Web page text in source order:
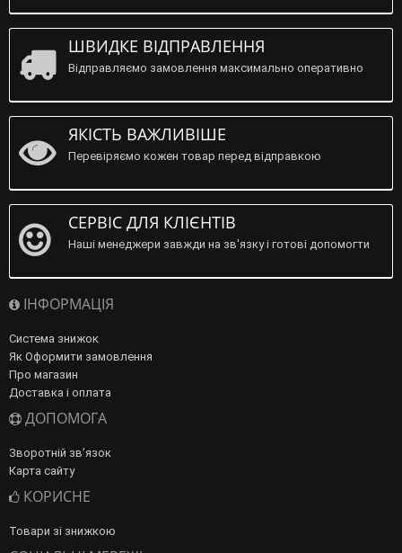
ШВИДКЕ ВІДПРАВЛЕННЯ
Відправляємо замовлення максимально оперативно
ЯКІСТЬ ВАЖЛИВІШЕ
Перевіряємо кожен товар перед відправкою
СЕРВІС ДЛЯ КЛІЄНТІВ
Наші менеджери завжди на зв'язку і готові допомогти
ІНФОРМАЦІЯ
Система знижок
Як Оформити замовлення
Про магазин
Доставка і оплата
ДОПОМОГА
Зворотній зв’язок
Карта сайту
КОРИСНЕ
Товари зі знижкою